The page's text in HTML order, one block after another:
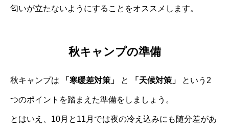
匂いが立たないようにすることをオススメします。
秋キャンプの準備
秋キャンプは 「寒暖差対策」 と 「天候対策」 という2
つのポイントを踏まえた準備をしましょう。
とはいえ、10月と11月では夜の冷え込みにも随分差があ